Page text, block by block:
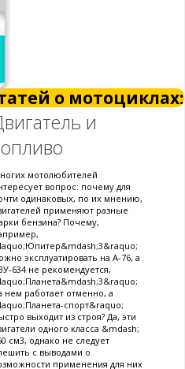
о мотоциклах:
и
мотолюбителей
вопрос: почему для
одинаковых, по их мнению,
применяют разные
бензина? Почему,
эксплуатировать на А-76, а
634 не рекомендуется,
нем работает отменно, а
спорт&raquo;
выходит из строя? Да, эти
одного класса &mdash;
см3, однако не следует
с выводами о
применения для них